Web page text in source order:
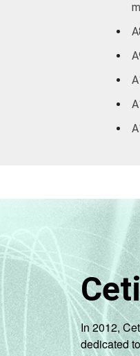
In 2012,
dedicated